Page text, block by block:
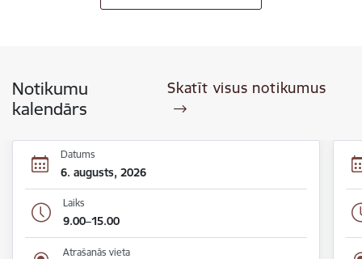
Notikumu
kalendārs
Skatīt visus notikumus
Datums
6. augusts, 2026
Laiks
9.00–15.00
Atrašanās vieta